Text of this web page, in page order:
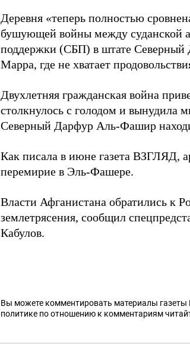
Деревня «теперь полностью
бушующей войны между суданской
поддержки (СБП) в штате Северный
Марра, где не хватает
Двухлетняя гражданская война
столкнулось с голодом и вынудила
Северный Дарфур Аль-Фашир
Как писала в июне газета ВЗГЛЯД,
перемирие в Эль-Фашере.
Власти Афганистана обратились к
землетрясения, сообщил
Кабулов.
Вы можете комментировать материалы
политике по отношению к комментариям